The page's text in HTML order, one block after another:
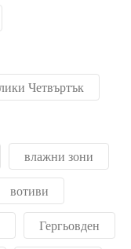
Четвъртък
влажни зони
вотиви
Гергьовден